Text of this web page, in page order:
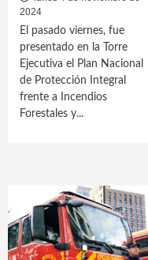
2024
El pasado viernes, fue
presentado en la Torre
Ejecutiva el Plan Nacional
de Protección Integral
frente a Incendios
Forestales y...